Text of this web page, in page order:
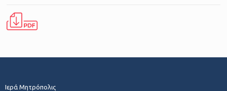
Ιερά Μητρόπολις